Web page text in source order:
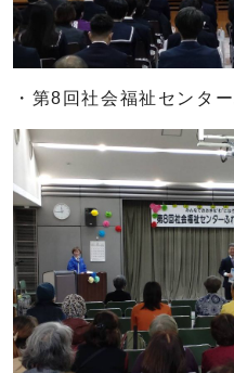
・第8回社会福祉センタ